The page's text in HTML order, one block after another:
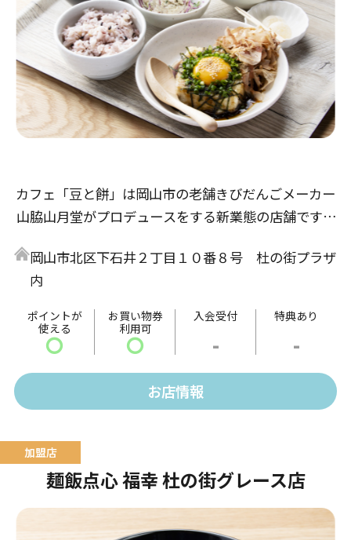
カフェ「豆と餅」は岡山市の老舗きびだんごメーカー
山脇山月堂がプロデュースをする新業態の店舗です。
山脇山月堂人気の和菓子をお楽しみいただけます。
食事メニューは岡山市で半世紀以上続く豆富店「増田
豆富店」とのコラボレーション。
揚げだし豆富定食や豆富丼など、ヘルシーながらボリ
ュームたっぷりのお食事をご提供します。
岡山市北区下石井２丁目１０番８号 杜の街プラザ
内
ポイントが
使える
〇
お買い物券
利用可
〇
入会受付
-
特典あり
-
お店情報
麺飯点心 福幸 杜の街グレース店